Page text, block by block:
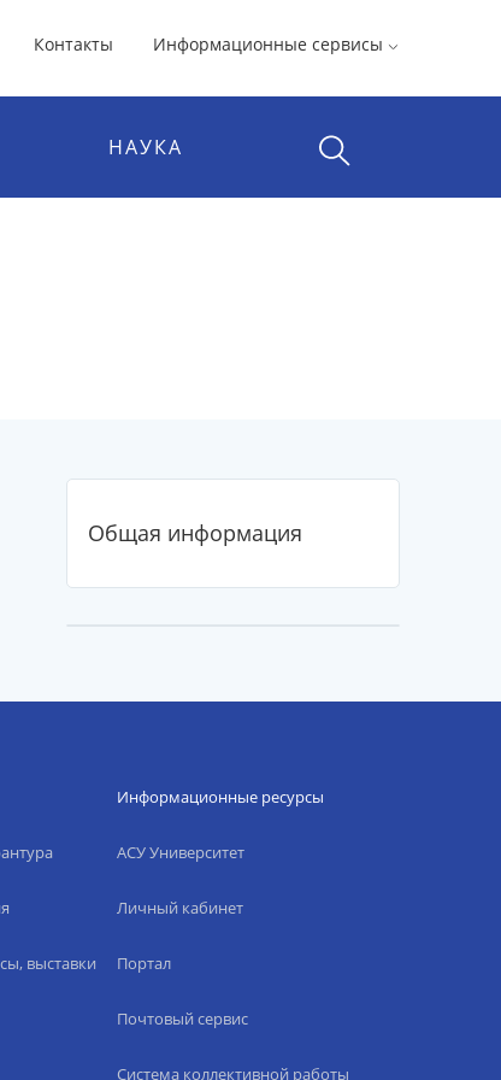
Контакты Информационные сервисы
НАУКА
Общая информация
выставки
Информационные ресурсы
АСУ Университет
Личный кабинет
Портал
Почтовый сервис
Система коллективной работы